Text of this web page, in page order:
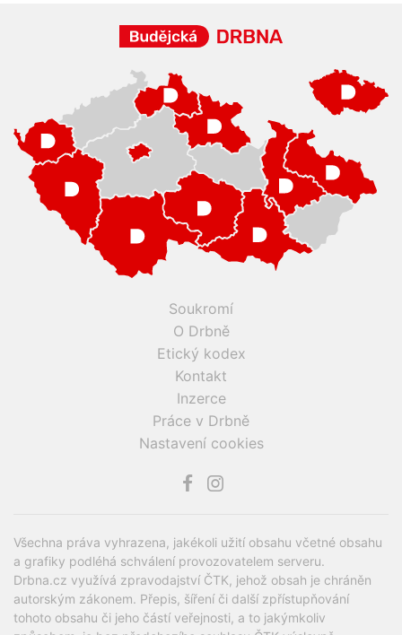
Soukromí
O Drbně
Etický kodex
Kontakt
Inzerce
Práce v Drbně
Nastavení cookies
Všechna práva vyhrazena, jakékoli užití obsahu včetné obsahu
a grafiky podléhá schválení provozovatelem serveru.
Drbna.cz využívá zpravodajství ČTK, jehož obsah je chráněn
autorským zákonem. Přepis, šíření či další zpřístupňování
tohoto obsahu či jeho částí veřejnosti, a to jakýmkoliv